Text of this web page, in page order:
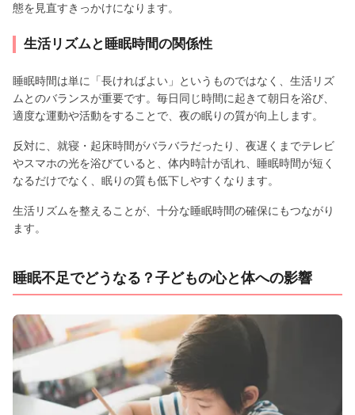
態を見直すきっかけになります。
生活リズムと睡眠時間の関係性
睡眠時間は単に「長ければよい」というものではなく、生活リズ
ムとのバランスが重要です。毎日同じ時間に起きて朝日を浴び、
適度な運動や活動をすることで、夜の眠りの質が向上します。
反対に、就寝・起床時間がバラバラだったり、夜遅くまでテレビ
やスマホの光を浴びていると、体内時計が乱れ、睡眠時間が短く
なるだけでなく、眠りの質も低下しやすくなります。
生活リズムを整えることが、十分な睡眠時間の確保にもつながり
ます。
睡眠不足でどうなる？子どもの心と体への影響